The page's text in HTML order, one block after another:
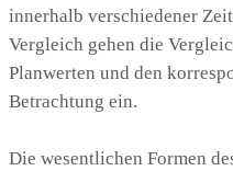
innerhalb verschiedener
Vergleich gehen die
Planwerten und den
Betrachtung ein.
Die wesentlichen Formen